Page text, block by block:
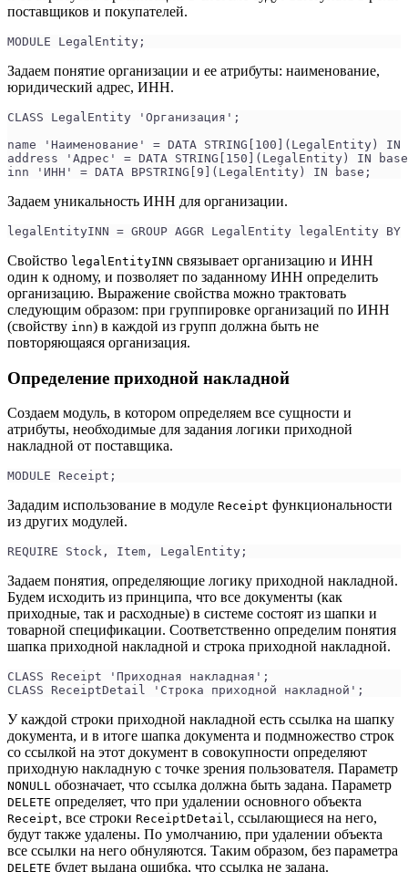
поставщиков и покупателей.
MODULE LegalEntity;
Задаем понятие организации и ее атрибуты: наименование,
юридический адрес, ИНН.
CLASS LegalEntity 'Организация';
name 'Наименование' = DATA STRING[100](LegalEntity) IN
address 'Адрес' = DATA STRING[150](LegalEntity) IN
inn 'ИНН' = DATA BPSTRING[9](LegalEntity) IN base;
Задаем уникальность ИНН для организации.
legalEntityINN = GROUP AGGR LegalEntity legalEntity
Свойство legalEntityINN связывает организацию и ИНН
один к одному, и позволяет по заданному ИНН определить
организацию. Выражение свойства можно трактовать
следующим образом: при группировке организаций по ИНН
(свойству inn) в каждой из групп должна быть не
повторяющаяся организация.
Определение приходной накладной
Создаем модуль, в котором определяем все сущности и
атрибуты, необходимые для задания логики приходной
накладной от поставщика.
MODULE Receipt;
Зададим использование в модуле Receipt функциональности
из других модулей.
REQUIRE Stock, Item, LegalEntity;
Задаем понятия, определяющие логику приходной накладной.
Будем исходить из принципа, что все документы (как
приходные, так и расходные) в системе состоят из шапки и
товарной спецификации. Соответственно определим понятия
шапка приходной накладной и строка приходной накладной.
CLASS Receipt 'Приходная накладная';
CLASS ReceiptDetail 'Строка приходной накладной';
У каждой строки приходной накладной есть ссылка на шапку
документа, и в итоге шапка документа и подмножество строк
со ссылкой на этот документ в совокупности определяют
приходную накладную с точке зрения пользователя. Параметр
NONULL обозначает, что ссылка должна быть задана. Параметр
DELETE определяет, что при удалении основного объекта
Receipt, все строки ReceiptDetail, ссылающиеся на него,
будут также удалены. По умолчанию, при удалении объекта
все ссылки на него обнуляются. Таким образом, без параметра
DELETE будет выдана ошибка, что ссылка не задана.